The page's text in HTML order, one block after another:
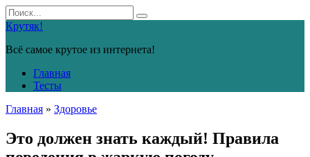
Перейти
к
контенту
Search
for:
Крутяк!
Всё самое крутое из интернета!
Главная
Тесты
Главная » Здоровье
Это должен знать каждый! Правила